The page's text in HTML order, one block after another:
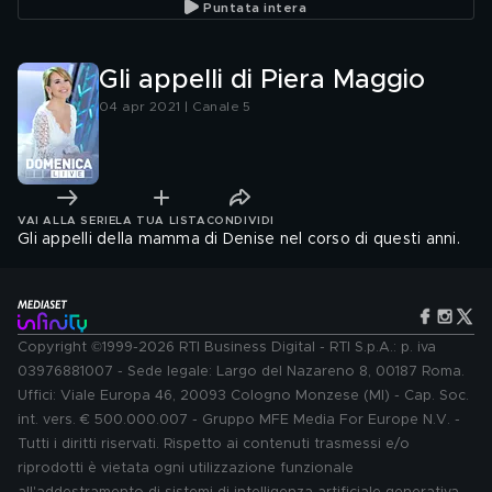
Puntata intera
Gli appelli di Piera Maggio
04 apr 2021 | Canale 5
VAI ALLA SERIE LA TUA LISTA CONDIVIDI
Gli appelli della mamma di Denise nel corso di questi anni.
Copyright ©1999-2026 RTI Business Digital - RTI S.p.A.: p. iva
03976881007 - Sede legale: Largo del Nazareno 8, 00187 Roma.
Uffici: Viale Europa 46, 20093 Cologno Monzese (MI) - Cap. Soc.
int. vers. € 500.000.007 - Gruppo MFE Media For Europe N.V. -
Tutti i diritti riservati. Rispetto ai contenuti trasmessi e/o
riprodotti è vietata ogni utilizzazione funzionale